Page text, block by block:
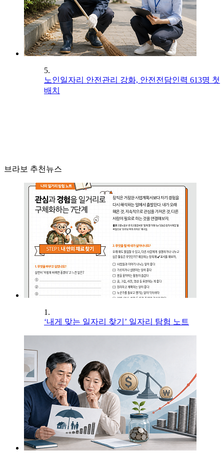
5.
노인일자리 안전관리 강화, 안전전담인력 613명 첫
배치
브라보 추천뉴스
1.
‘내게 맞는 일자리 찾기’ 일자리 탐험 노트